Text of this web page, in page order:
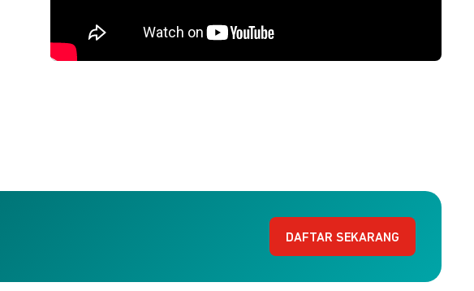
DAFTAR SEKARANG